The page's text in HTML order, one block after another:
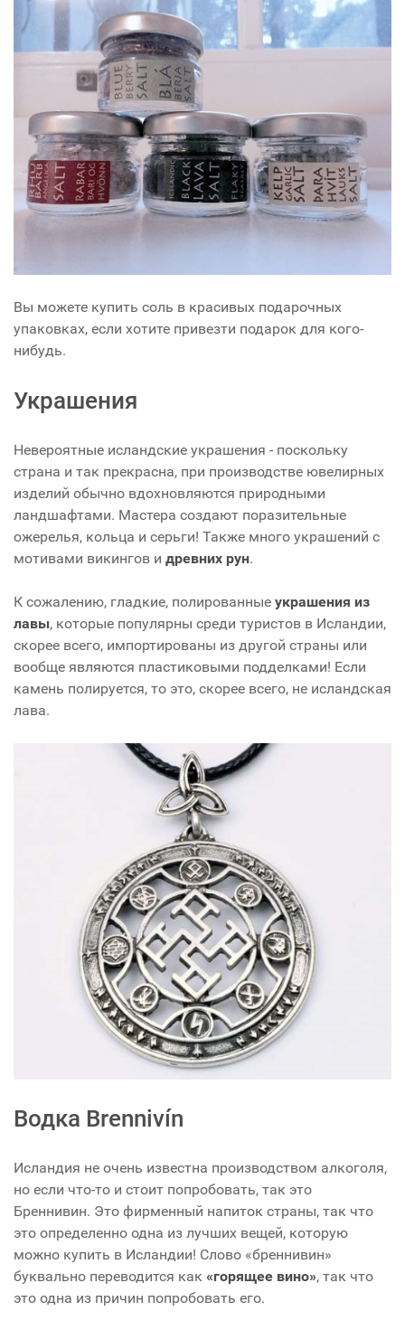
Вы можете купить соль в красивых подарочных
упаковках, если хотите привезти подарок для кого-
нибудь.
Украшения
Невероятные исландские украшения - поскольку
страна и так прекрасна, при производстве ювелирных
изделий обычно вдохновляются природными
ландшафтами. Мастера создают поразительные
ожерелья, кольца и серьги! Также много украшений с
мотивами викингов и древних рун.
К сожалению, гладкие, полированные украшения из
лавы, которые популярны среди туристов в Исландии,
скорее всего, импортированы из другой страны или
вообще являются пластиковыми подделками! Если
камень полируется, то это, скорее всего, не исландская
лава.
Водка Brennivín
Исландия не очень известна производством алкоголя,
но если что-то и стоит попробовать, так это
Бреннивин. Это фирменный напиток страны, так что
это определенно одна из лучших вещей, которую
можно купить в Исландии! Слово «бреннивин»
буквально переводится как «горящее вино», так что
это одна из причин попробовать его.